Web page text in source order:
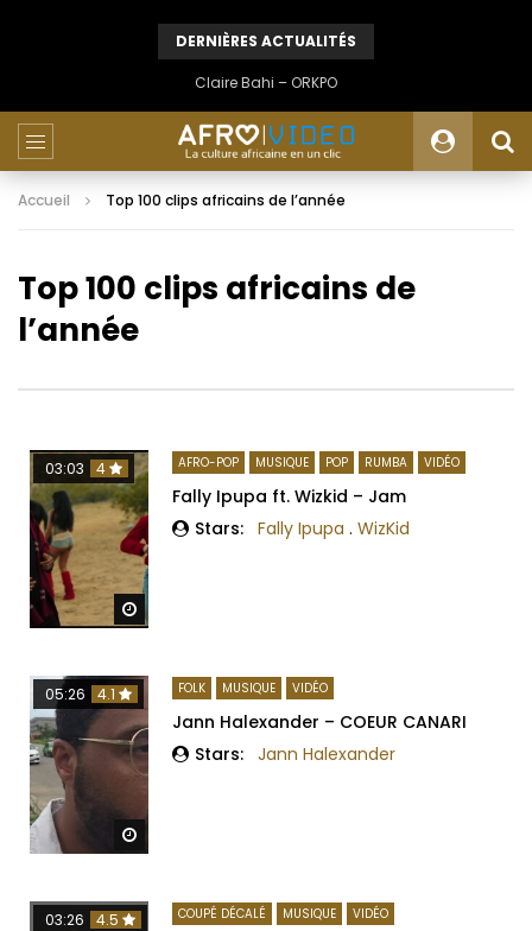
DERNIÈRES ACTUALITÉS
Claire Bahi – ORKPO
Accueil Top 100 clips africains de l’année
Top 100 clips africains de
l’année
Regarder Plus Tard
03:03 4 AFRO-POP MUSIQUE POP RUMBA VIDÉO
Fally Ipupa ft. Wizkid – Jam
Stars: Fally Ipupa . WizKid
05:26 4.1 FOLK MUSIQUE VIDÉO
Jann Halexander – COEUR CANARI
Stars: Jann Halexander
03:26 4.5 COUPÉ DÉCALÉ MUSIQUE VIDÉO